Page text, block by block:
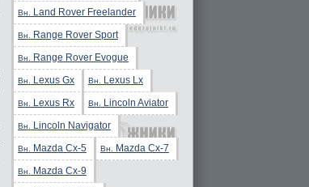
Вн. Land Rover Freelander
Вн. Range Rover Sport
Вн. Range Rover Evogue
Вн. Lexus Gx Вн. Lexus Lx
Вн. Lexus Rx Вн. Lincoln Aviator
Вн. Lincoln Navigator
Вн. Mazda Cx-5 Вн. Mazda Cx-7
Вн. Mazda Cx-9